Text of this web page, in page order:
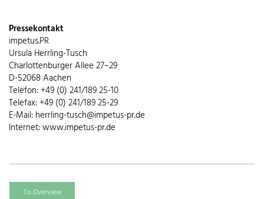
Pressekontakt
impetus.PR
Ursula Herrling-Tusch
Charlottenburger Allee 27–29
D-52068 Aachen
Telefon: +49 (0) 241/189 25-10
Telefax: +49 (0) 241/189 25-29
E-Mail: herrling-tusch@impetus-pr.de
Internet: www.impetus-pr.de
To Overview